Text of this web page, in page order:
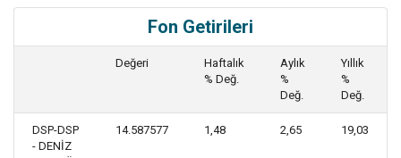
Fon Getirileri
Değeri
Haftalık
% Değ.
Aylık
%
Değ.
Yıllık
%
Değ.
DSP-DSP
- DENİZ
14.587577 1,48 2,65 19,03